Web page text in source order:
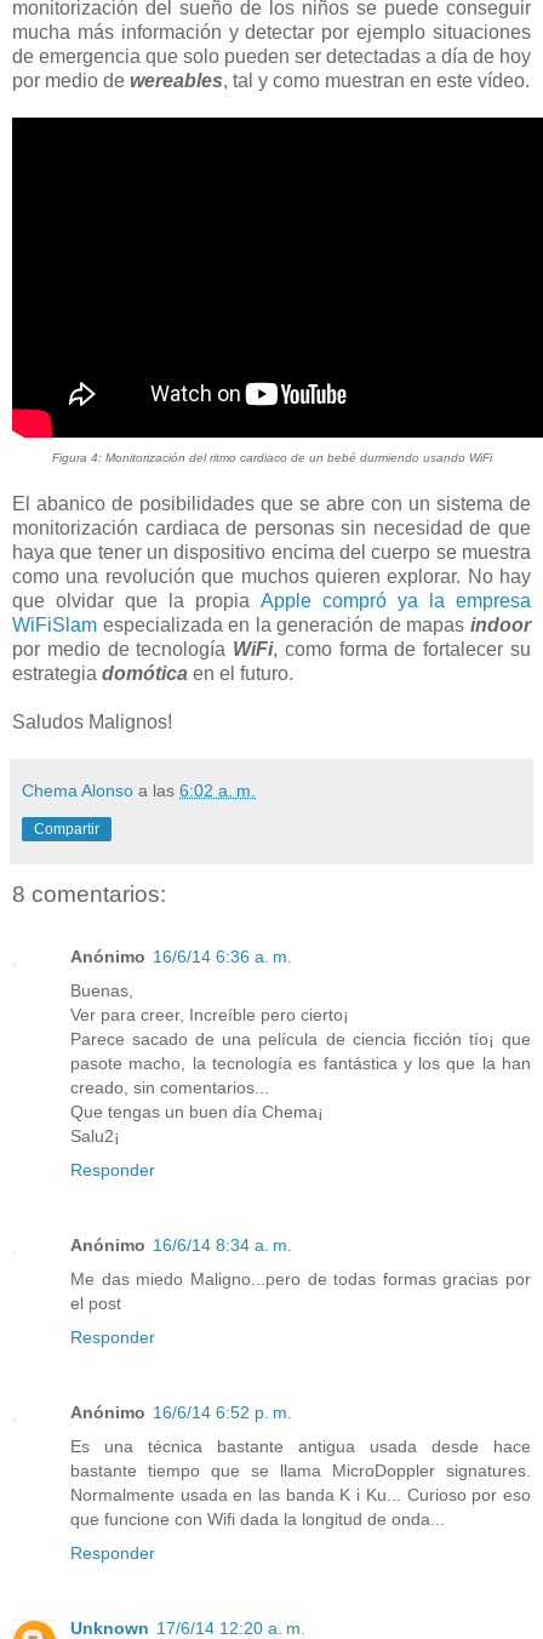
monitorización del sueño de los niños se puede conseguir
mucha más información y detectar por ejemplo situaciones
de emergencia que solo pueden ser detectadas a día de hoy
por medio de wereables, tal y como muestran en este vídeo.
Figura 4: Monitorización del ritmo cardiaco de un bebé durmiendo usando WiFi
El abanico de posibilidades que se abre con un sistema de
monitorización cardiaca de personas sin necesidad de que
haya que tener un dispositivo encima del cuerpo se muestra
como una revolución que muchos quieren explorar. No hay
que olvidar que la propia Apple compró ya la empresa
WiFiSlam especializada en la generación de mapas indoor
por medio de tecnología WiFi, como forma de fortalecer su
estrategia domótica en el futuro.
Saludos Malignos!
Chema Alonso a las 6:02 a. m.
Compartir
8 comentarios:
Anónimo 16/6/14 6:36 a. m.
Buenas,
Ver para creer, Increíble pero cierto¡
Parece sacado de una película de ciencia ficción tío¡ que
pasote macho, la tecnología es fantástica y los que la han
creado, sin comentarios...
Que tengas un buen día Chema¡
Salu2¡
Responder
Anónimo 16/6/14 8:34 a. m.
Me das miedo Maligno...pero de todas formas gracias por
el post
Responder
Anónimo 16/6/14 6:52 p. m.
Es una técnica bastante antigua usada desde hace
bastante tiempo que se llama MicroDoppler signatures.
Normalmente usada en las banda K i Ku... Curioso por eso
que funcione con Wifi dada la longitud de onda...
Responder
Unknown 17/6/14 12:20 a. m.